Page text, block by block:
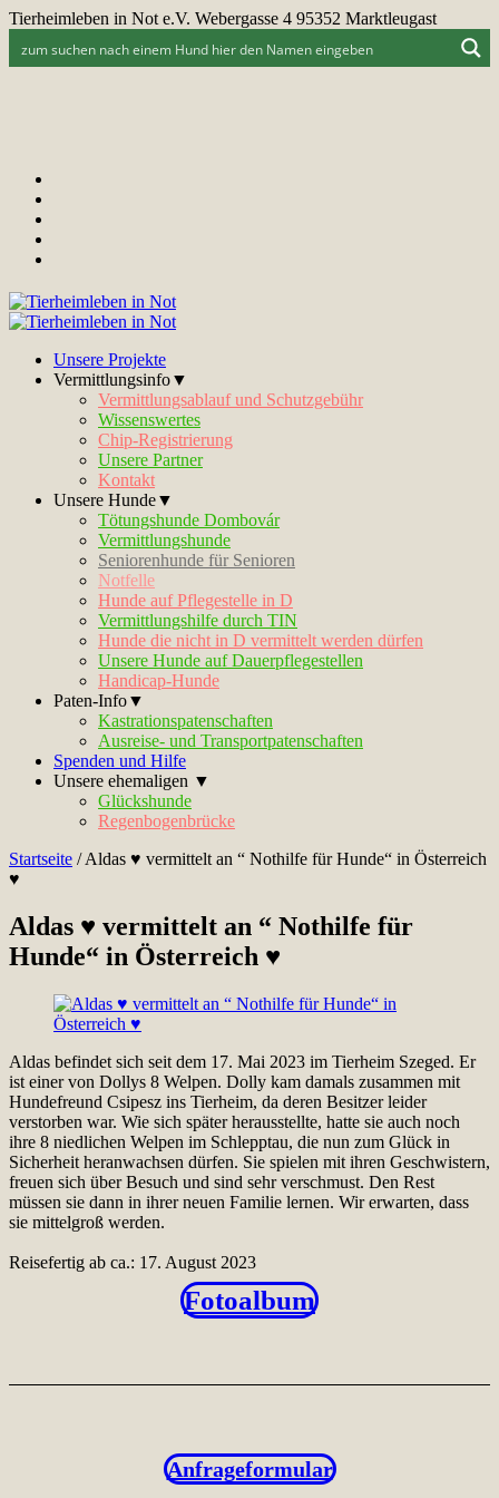
Tierheimleben in Not e.V. Webergasse 4 95352 Marktleugast
Unsere Projekte
Vermittlungsinfo▼
Vermittlungsablauf und Schutzgebühr
Wissenswertes
Chip-Registrierung
Unsere Partner
Kontakt
Unsere Hunde▼
Tötungshunde Dombovár
Vermittlungshunde
Seniorenhunde für Senioren
Notfelle
Hunde auf Pflegestelle in D
Vermittlungshilfe durch TIN
Hunde die nicht in D vermittelt werden dürfen
Unsere Hunde auf Dauerpflegestellen
Handicap-Hunde
Paten-Info▼
Kastrationspatenschaften
Ausreise- und Transportpatenschaften
Spenden und Hilfe
Unsere ehemaligen ▼
Glückshunde
Regenbogenbrücke
Startseite /Aldas ♥ vermittelt an “ Nothilfe für Hunde“ in Österreich
♥
Aldas ♥ vermittelt an “ Nothilfe für
Hunde“ in Österreich ♥
Aldas befindet sich seit dem 17. Mai 2023 im Tierheim Szeged. Er
ist einer von Dollys 8 Welpen. Dolly kam damals zusammen mit
Hundefreund Csipesz ins Tierheim, da deren Besitzer leider
verstorben war. Wie sich später herausstellte, hatte sie auch noch
ihre 8 niedlichen Welpen im Schlepptau, die nun zum Glück in
Sicherheit heranwachsen dürfen. Sie spielen mit ihren Geschwistern,
freuen sich über Besuch und sind sehr verschmust. Den Rest
müssen sie dann in ihrer neuen Familie lernen. Wir erwarten, dass
sie mittelgroß werden.
Reisefertig ab ca.: 17. August 2023
Fotoalbum
Anfrageformular